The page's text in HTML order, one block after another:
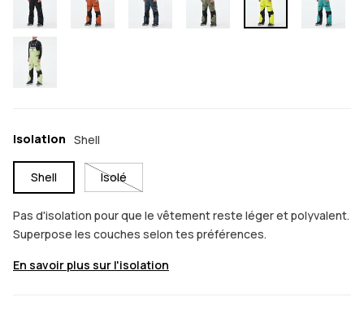
Isolation Shell
Shell Isolé
Pas d'isolation pour que le vêtement reste léger et polyvalent.
Superpose les couches selon tes préférences.
En savoir plus sur l'isolation